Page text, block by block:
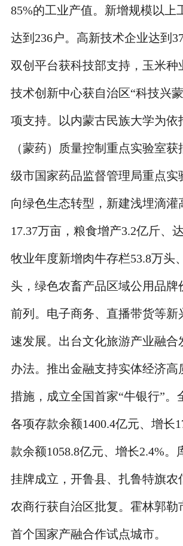
85%的工业产值。新增规模以上
达到236户。高新技术企业达到
双创平台获科技部支持，玉米种
技术创新中心获自治区“科技兴
项支持。以内蒙古民族大学为依
（蒙药）质量控制重点实验室
级市国家药品监督管理局重点实
向绿色生态转型，新建浅埋滴灌
17.37万亩，粮食增产3.2亿斤、
牧业年度新增肉牛存栏53.8万头
头，绿色农畜产品区域公用品牌
前列。电子商务、直播带货等新
速发展。出台文化旅游产业融合
办法。推出金融支持实体经济高
措施，成立全国首家“牛银行”。
各项存款余额1400.4亿元、增长
款余额1058.8亿元、增长2.4%。
挂牌成立，开鲁县、扎鲁特旗农
农商行获自治区批复。霍林郭勒
首个国家产融合作试点城市。